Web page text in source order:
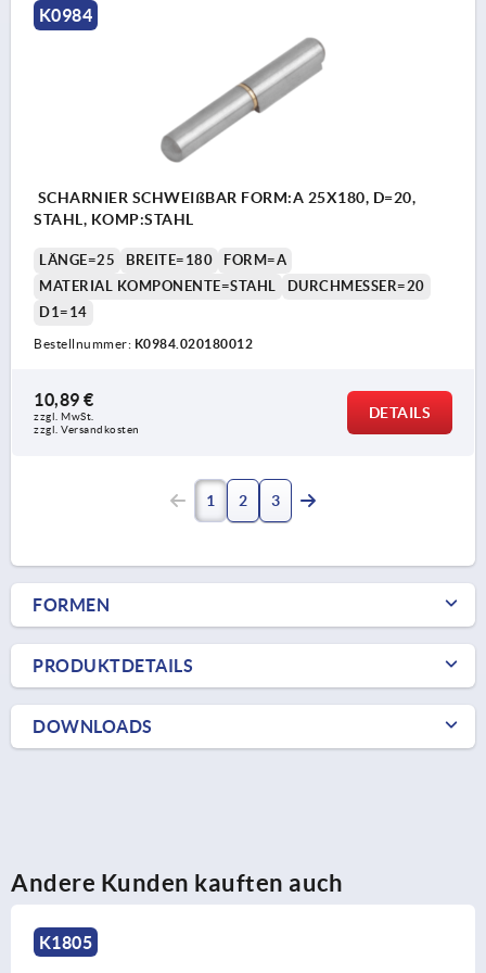
K0984
SCHARNIER SCHWEIßBAR FORM:A 25X180, D=20,
STAHL, KOMP:STAHL
LÄNGE=25 BREITE=180
FORM=A
MATERIAL KOMPONENTE=STAHL
DURCHMESSER=20
D1=14
Bestellnummer: K0984.020180012
10,89 €
zzgl. MwSt.
zzgl. Versandkosten
DETAILS
1 2 3
FORMEN
PRODUKTDETAILS
DOWNLOADS
Andere Kunden kauften auch